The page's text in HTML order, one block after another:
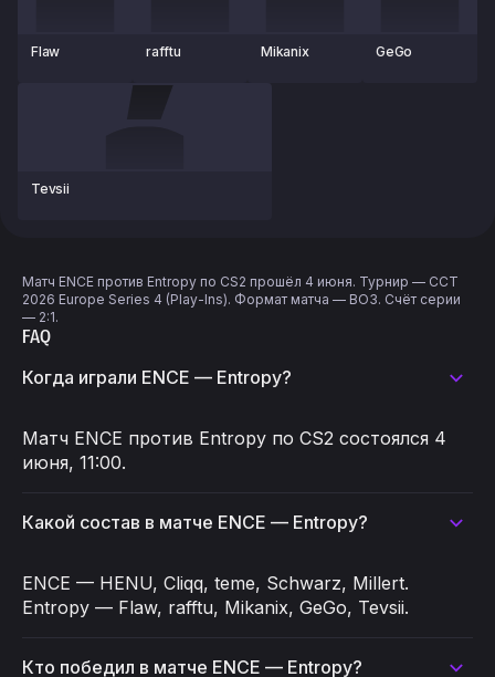
Flaw rafftu Mikanix GeGo
Tevsii
Матч ENCE против Entropy по CS2 прошёл 4 июня. Турнир — CCT
2026 Europe Series 4 (Play-Ins). Формат матча — BO3. Счёт серии
— 2:1.
FAQ
Когда играли ENCE — Entropy?
Матч ENCE против Entropy по CS2 состоялся 4
июня, 11:00.
Какой состав в матче ENCE — Entropy?
ENCE — HENU, Cliqq, teme, Schwarz, Millert.
Entropy — Flaw, rafftu, Mikanix, GeGo, Tevsii.
Кто победил в матче ENCE — Entropy?